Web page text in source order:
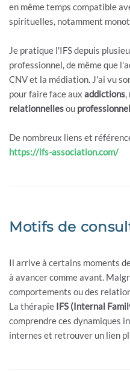
en même temps compatible
spirituelles, notamment
Je pratique l'IFS depuis
professionnel, de même que
CNV et la médiation. J'ai vu
pour faire face aux addictions
relationnellesou
De nombreux liens et
https://ifs-association.com/
Motifs de
Il arrive à certains moments
à avancer comme avant.
comportements ou des
La thérapie IFS (Internal
comprendre ces dynamiques
internes et retrouver un lien